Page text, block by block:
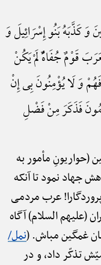
وَ کَذَّبَهُ بَنُو إِسْرَائِیلَ وَ
قَوْمٌ جُفَاهًٌْ لَمْ یَکُنْ
وَ لَا یُؤْمِنُونَ بِی إِنْ
فَذَکَرَ مِنْ فَضْلِ
(حواریونِ مأمور به
جهاد نمود تا آنکه
عرب مردمی
(علیهم السلام) آگاه
غمگین مباش. (نمل/
تذکّر داد، و در